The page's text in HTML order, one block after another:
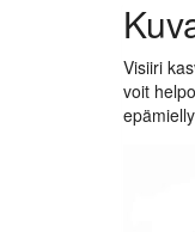
Visiiri
voit